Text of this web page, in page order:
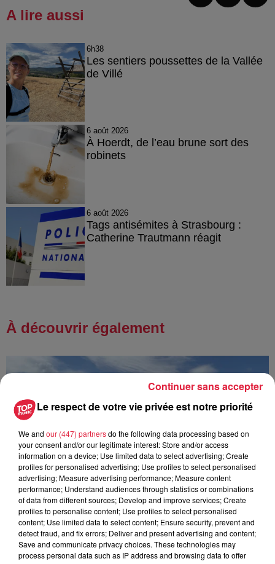
A lire aussi
6h38
Les sentiers poussettes de la Vallée
de Villé
6 août 2026
À Hoerdt, de l’eau brune sort des
robinets
6 août 2026
Tags antisémites à Strasbourg :
Catherine Trautmann réagit
À découvrir également
Le respect de votre vie privée est notre priorité
We and our (447) partnersdo the following data processing based on
your consent and/or our legitimate interest: Store and/or access
information on a device; Use limited data to select advertising; Create
profiles for personalised advertising; Use profiles to select personalised
advertising; Measure advertising performance; Measure content
performance; Understand audiences through statistics or combinations
of data from different sources; Develop and improve services; Create
profiles to personalise content; Use profiles to select personalised
content; Use limited data to select content; Ensure security, prevent and
detect fraud, and fix errors; Deliver and present advertising and content;
Save and communicate privacy choices. These technologies may
process personal data such as IP address and browsing data to offer
Continuer sans accepter